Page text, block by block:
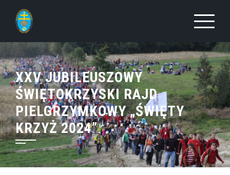
content
XXV JUBILEUSZOWY
ŚWIĘTOKRZYSKI RAJD
PIELGRZYMKOWY „ŚWIĘTY
KRZYŻ 2024”